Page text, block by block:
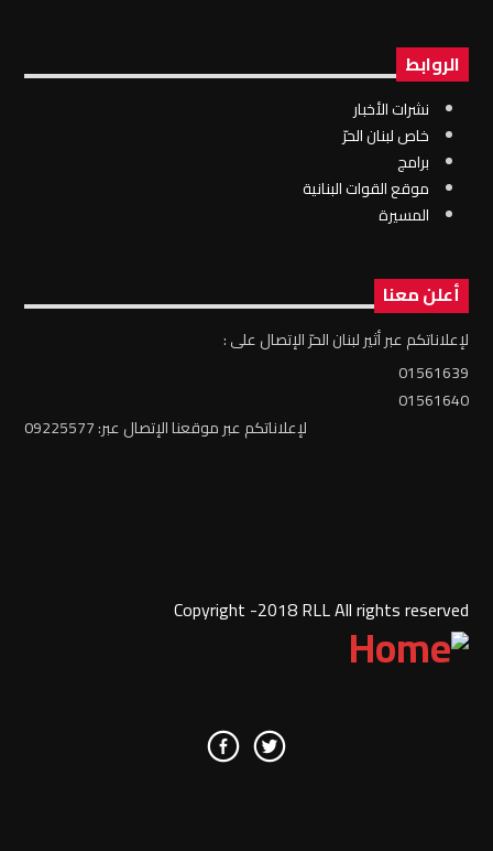
الروابط
نشرات الأخبار
خاص لبنان الحرّ
برامج
موقع القوات البنانية
المسيرة
أعلن معنا
لإعلاناتكم عبر أثير لبنان الحرّ الإتصال على :
01561639
01561640
لإعلاناتكم عبر موقعنا الإتصال عبر: 09225577
Copyright -2018 RLL All rights reserved